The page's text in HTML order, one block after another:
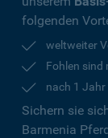
folgenden
weltweiter
Fohlen sind
nach 1
Sichern sie
Barmenia